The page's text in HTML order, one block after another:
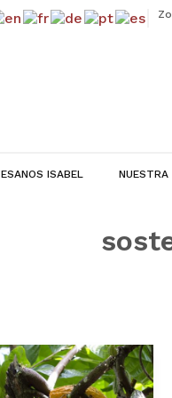
ISABEL